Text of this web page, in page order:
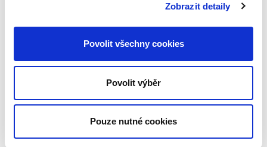
Zobrazit detaily
Povolit všechny cookies
Povolit výběr
Pouze nutné cookies
insolvenční nařízení
procesu
Alexander J. Bělohlávek